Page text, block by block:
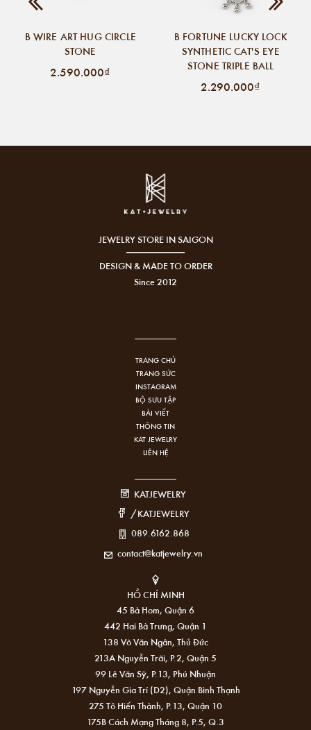
B WIRE ART HUG CIRCLE
STONE
2.590.000₫
B FORTUNE LUCKY LOCK
SYNTHETIC CAT'S EYE
STONE TRIPLE BALL
2.290.000₫
JEWELRY STORE IN SAIGON
DESIGN & MADE TO ORDER
Since 2012
TRANG CHỦ
TRANG SỨC
INSTAGRAM
BỘ SƯU TẬP
BÀI VIẾT
THÔNG TIN
KAT JEWELRY
LIÊN HỆ
KATJEWELRY
/KATJEWELRY
089.6162.868
contact@katjewelry.vn
HỒ CHÍ MINH
45 Bà Hom, Quận 6
442 Hai Bà Trưng, Quận 1
138 Võ Văn Ngân, Thủ Đức
213A Nguyễn Trãi, P.2, Quận 5
99 Lê Văn Sỹ, P.13, Phú Nhuận
197 Nguyễn Gia Trí (D2), Quận Bình Thạnh
275 Tô Hiến Thành, P.13, Quận 10
175B Cách Mạng Tháng 8, P.5, Q.3